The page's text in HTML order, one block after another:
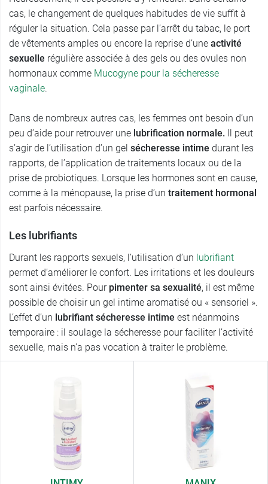
cas, le changement de quelques habitudes de vie suffit à
réguler la situation. Cela passe par l’arrêt du tabac, le port
de vêtements amples ou encore la reprise d’une activité
sexuelle régulière associée à des gels ou des ovules non
hormonaux comme Mucogyne pour la sécheresse
vaginale.
Dans de nombreux autres cas, les femmes ont besoin d’un
peu d’aide pour retrouver une lubrification normale. Il peut
s’agir de l’utilisation d’un gel sécheresse intime durant les
rapports, de l’application de traitements locaux ou de la
prise de probiotiques. Lorsque les hormones sont en cause,
comme à la ménopause, la prise d’un traitement hormonal
est parfois nécessaire.
Les lubrifiants
Durant les rapports sexuels, l’utilisation d’un lubrifiant
permet d’améliorer le confort. Les irritations et les douleurs
sont ainsi évitées. Pour pimenter sa sexualité, il est même
possible de choisir un gel intime aromatisé ou « sensoriel ».
L’effet d’un lubrifiant sécheresse intime est néanmoins
temporaire : il soulage la sécheresse pour faciliter l’activité
sexuelle, mais n’a pas vocation à traiter le problème.